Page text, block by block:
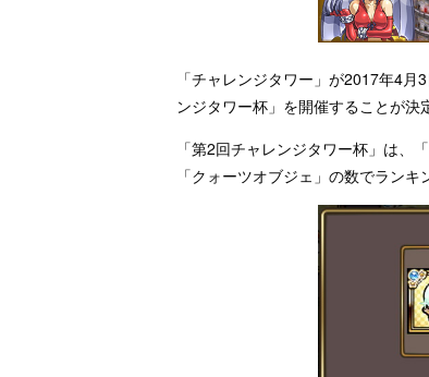
「チャレンジタワー」が2017年4
ンジタワー杯」を開催することが決
「第2回チャレンジタワー杯」は、
「クォーツオブジェ」の数でランキ